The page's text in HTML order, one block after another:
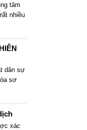
tâm
nhiều
dân sự
sơ
xác